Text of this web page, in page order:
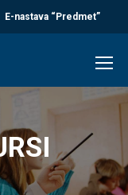
E-nastava “Predmet”